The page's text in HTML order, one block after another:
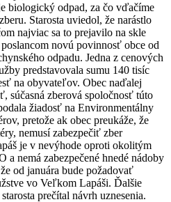
biologický odpad, za čo vďačíme
Starosta uviedol, že narástlo
najviac sa to prejavilo na skle
novú povinnosť obce od
odpadu. Jedna z cenových
predstavovala sumu 140 tisíc
na obyvateľov. Obec naďalej
súčasná zberová spoločnosť túto
žiadosť na Environmentálny
pretože ak obec preukáže, že
nemusí zabezpečiť zber
je v nevýhode oproti okolitým
a nemá zabezpečené hnedé nádoby
od januára bude požadovať
vo Veľkom Lapáši. Ďalšie
prečítal návrh uznesenia.